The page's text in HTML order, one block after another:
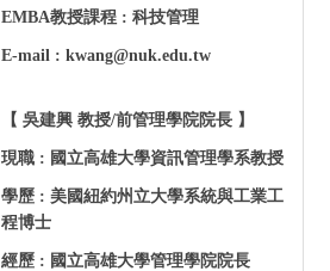
EMBA教授課程 : 科技管理
E-mail : kwang@nuk.edu.tw
【 吳建興 教授/前管理學院院長】
現職 : 國立高雄大學資訊管理學系教授
學歷 : 美國紐約州立大學系統與工業工
程博士
經歷 : 國立高雄大學管理學院院長